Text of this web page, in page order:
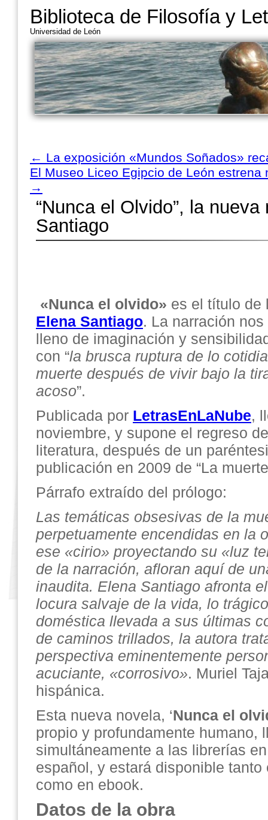
Biblioteca de Filosofía y
Universidad de León
← La exposición «Mundos Soñados»
El Museo Liceo Egipcio de León
→
“Nunca el Olvido”, la
Santiago
«Nunca el olvido» es el título de
Elena Santiago. La narración
lleno de imaginación y
con “la brusca ruptura de lo
muerte después de vivir bajo la
acoso”.
Publicada por LetrasEnLaNube,
noviembre, y supone el regreso
literatura, después de un
publicación en 2009 de “La
Párrafo extraído del prólogo:
Las temáticas obsesivas de la
perpetuamente encendidas en la
ese «cirio» proyectando su «luz
de la narración, afloran aquí de
inaudita. Elena Santiago afronta
locura salvaje de la vida, lo
doméstica llevada a sus últimas
de caminos trillados, la autora
perspectiva eminentemente
acuciante, «corrosivo». Muriel
hispánica.
Esta nueva novela, ‘Nunca el
propio y profundamente humano,
simultáneamente a las librerías
español, y estará disponible
como en ebook.
Datos de la obra